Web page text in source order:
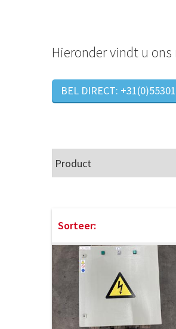
Hieronder vindt u
BEL DIRECT:
Sorteer: